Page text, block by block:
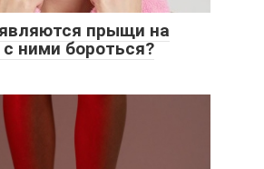
прыщи на
ними бороться?